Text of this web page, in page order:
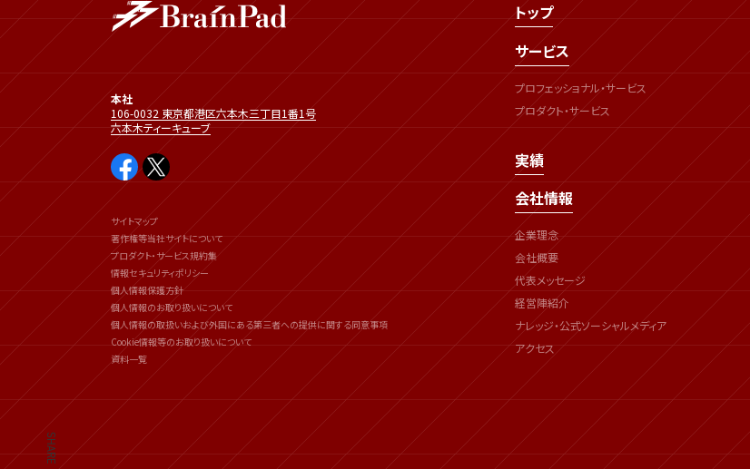
SHARE
トップ
サービス
プロフェッショナル・サービス
プロダクト・サービス
実績
会社情報
企業理念
会社概要
代表メッセージ
経営陣紹介
ナレッジ・公式ソーシャルメディア
アクセス
本社
106-0032 東京都港区六本木三丁目1番1号
六本木ティーキューブ
サイトマップ
著作権等当社サイトについて
プロダクト・サービス規約集
情報セキュリティポリシー
個人情報保護方針
個人情報のお取り扱いについて
個人情報の取扱いおよび外国にある第三者への提供に関する同意事項
Cookie情報等のお取り扱いについて
資料一覧